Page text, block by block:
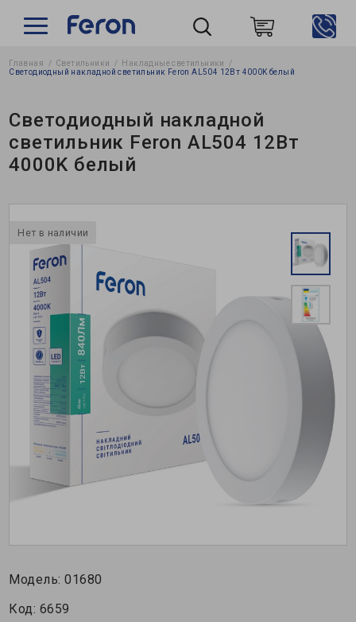
Пошук
Главная Светильники
Накладные cветильники
Светодиодный накладной светильник Feron AL504 12Вт 4000K белый
Светодиодный накладной
светильник Feron AL504 12Вт
4000K белый
Нет в наличии
Модель:01680
Код: 6659